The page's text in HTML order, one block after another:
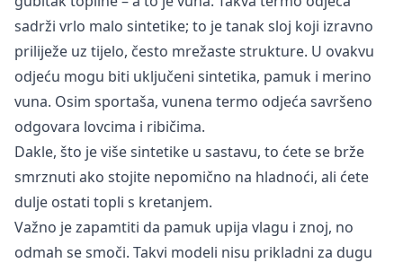
sadrži vrlo malo sintetike; to je tanak sloj koji izravno
priliježe uz tijelo, često mrežaste strukture. U ovakvu
odjeću mogu biti uključeni sintetika, pamuk i merino
vuna. Osim sportaša, vunena termo odjeća savršeno
odgovara lovcima i ribičima.
Dakle, što je više sintetike u sastavu, to ćete se brže
smrznuti ako stojite nepomično na hladnoći, ali ćete
dulje ostati topli s kretanjem.
Važno je zapamtiti da pamuk upija vlagu i znoj, no
odmah se smoči. Takvi modeli nisu prikladni za dugu